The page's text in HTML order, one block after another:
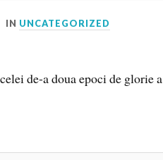
IN UNCATEGORIZED
de-a doua epoci de glorie a